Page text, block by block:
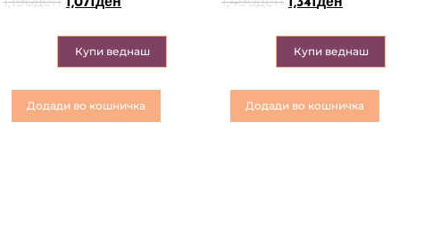
Купи веднаш
Додади во кошничка
Купи веднаш
Додади во кошничка